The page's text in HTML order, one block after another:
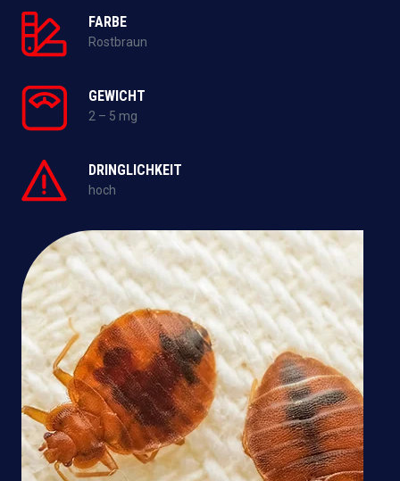
FARBE
Rostbraun
GEWICHT
2 – 5 mg
DRINGLICHKEIT
hoch